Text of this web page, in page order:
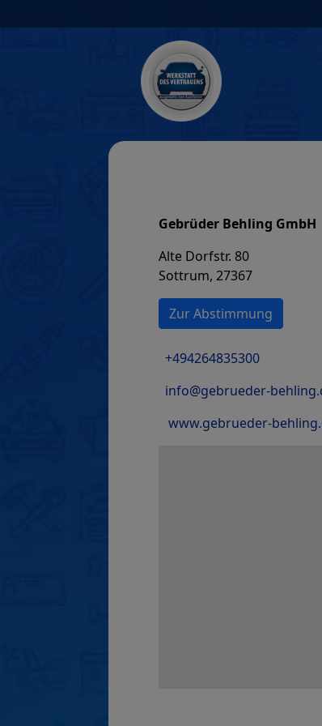
to
Gebrüder Behling GmbH
Alte Dorfstr. 80
Sottrum, 27367
Zur Abstimmung
+494264835300
info@gebrueder-
www.gebrueder-